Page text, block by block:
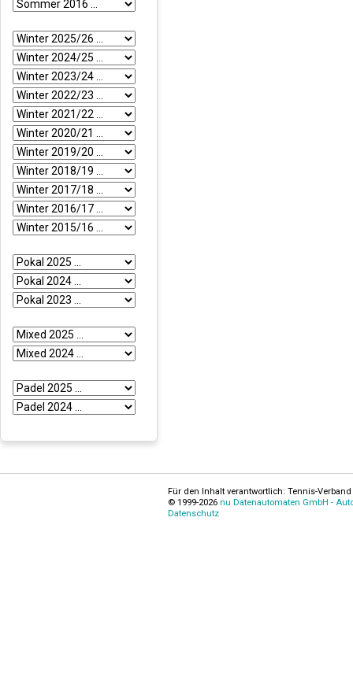
Für den Inhalt verantwortlich: Tennis-
© 1999-2026 nu Datenautomaten GmbH -
Datenschutz